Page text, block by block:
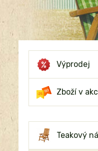
Výprodej
Zboží v
Teakový